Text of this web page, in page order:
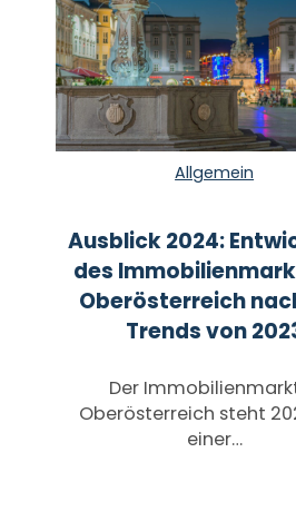
Allgemein
Ausblick 2024:
des
Oberösterreich
Trends von
Der
Oberösterreich steht
einer…